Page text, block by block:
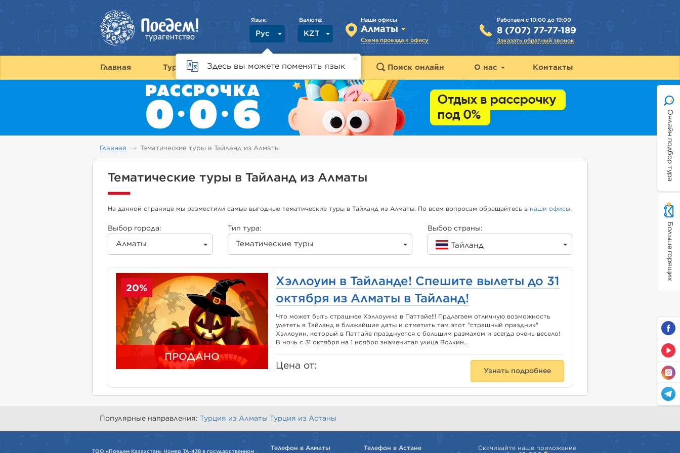
Работаем с 10:00 до 19:00
8 (707) 77-77-189
Заказать обратный звонок
Наши офисы
Алматы
Схема проезда к офису
Валюта:
KZT
Язык:
Рус
Здесь вы можете поменять язык
Главная Туры Страны Горящие туры Поиск онлайн О нас Контакты
Онлайн подбор тура
Больше горящих
Главная Тематические туры в Тайланд из Алматы
Тематические туры в Тайланд из Алматы
На данной странице мы разместили самые выгодные тематические туры в Тайланд из Алматы. По всем вопросам обращайтесь в наши офисы.
Выбор города:
Алматы
Тип тура:
Тематические туры
Выбор страны:
Тайланд
20%
ПРОДАНО
Хэллоуин в Тайланде! Спешите вылеты до 31
октября из Алматы в Тайланд!
Что может быть страшнее Хэллоуина в Паттайе!!! Прдлагаем отличную возможность
улететь в Тайланд в ближайшие даты и отметить там этот "страшный праздник"
Хэллоуин, который в Паттайе празднуется с большим размахом и всегда очень весело!
В ночь с 31 октября на 1 ноября знаменитая улица Волкин...
Цена от:
Узнать подробнее
Популярные направления: Турция из Алматы Турция из Астаны
ТОО «Поедем Казахстан» Номер ТА-438 в государственном
Телефон в Алматы Телефон в Астане
Скачивайте наше приложение